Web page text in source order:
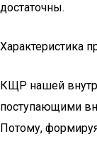
достаточны.
Характеристика
КЩР нашей
поступающими
Потому,